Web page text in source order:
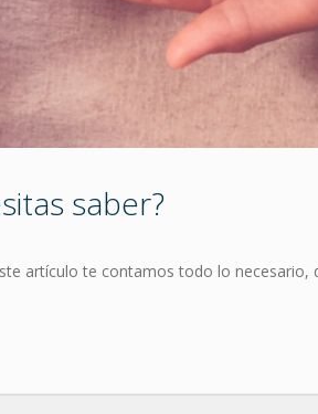
saber?
artículo te contamos todo lo